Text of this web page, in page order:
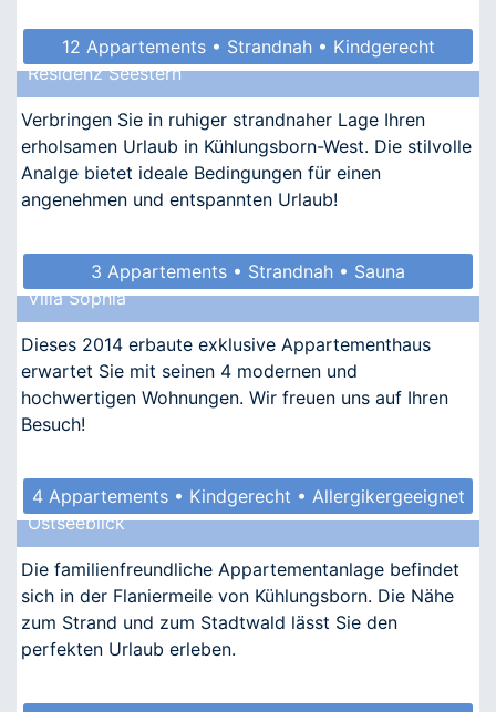
12 Appartements • Strandnah • Kindgerecht
• Barrierefrei • Allergikergeeignet
Residenz Seestern
Verbringen Sie in ruhiger strandnaher Lage Ihren
erholsamen Urlaub in Kühlungsborn-West. Die stilvolle
Analge bietet ideale Bedingungen für einen
angenehmen und entspannten Urlaub!
3 Appartements • Strandnah • Sauna
Villa Sophia
Dieses 2014 erbaute exklusive Appartementhaus
erwartet Sie mit seinen 4 modernen und
hochwertigen Wohnungen. Wir freuen uns auf Ihren
Besuch!
4 Appartements • Kindgerecht • Allergikergeeignet
Ostseeblick
Die familienfreundliche Appartementanlage befindet
sich in der Flaniermeile von Kühlungsborn. Die Nähe
zum Strand und zum Stadtwald lässt Sie den
perfekten Urlaub erleben.